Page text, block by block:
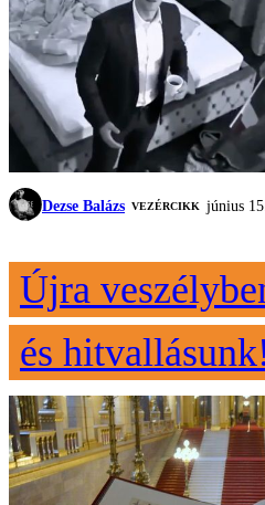
Dezse Balázs VEZÉRCIKK június 15.
Újra
és hitvallásunk!